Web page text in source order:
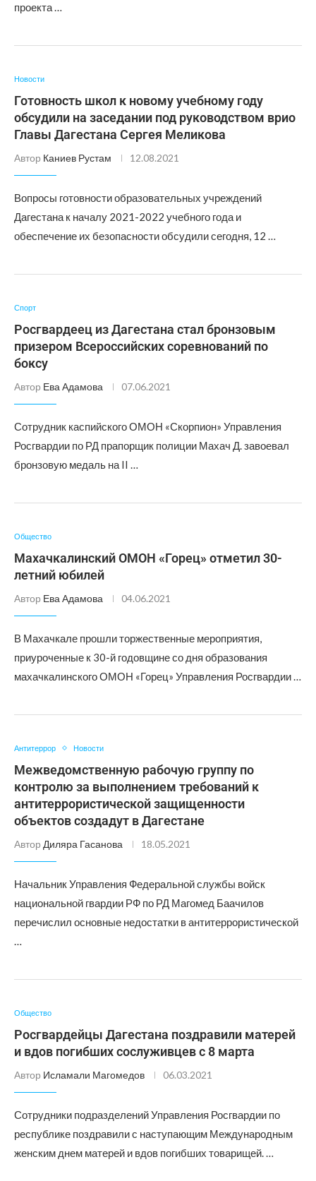
проекта …
Новости
Готовность школ к новому учебному году
обсудили на заседании под руководством врио
Главы Дагестана Сергея Меликова
Автор Каниев Рустам 12.08.2021
Вопросы готовности образовательных учреждений
Дагестана к началу 2021-2022 учебного года и
обеспечение их безопасности обсудили сегодня, 12 …
Спорт
Росгвардеец из Дагестана стал бронзовым
призером Всероссийских соревнований по
боксу
Автор Ева Адамова 07.06.2021
Сотрудник каспийского ОМОН «Скорпион» Управления
Росгвардии по РД прапорщик полиции Махач Д. завоевал
бронзовую медаль на II …
Общество
Махачкалинский ОМОН «Горец» отметил 30-
летний юбилей
Автор Ева Адамова 04.06.2021
В Махачкале прошли торжественные мероприятия,
приуроченные к 30-й годовщине со дня образования
махачкалинского ОМОН «Горец» Управления Росгвардии …
Антитеррор Новости
Межведомственную рабочую группу по
контролю за выполнением требований к
антитеррористической защищенности
объектов создадут в Дагестане
Автор Диляра Гасанова 18.05.2021
Начальник Управления Федеральной службы войск
национальной гвардии РФ по РД Магомед Баачилов
перечислил основные недостатки в антитеррористической
…
Общество
Росгвардейцы Дагестана поздравили матерей
и вдов погибших сослуживцев с 8 марта
Автор Исламали Магомедов 06.03.2021
Сотрудники подразделений Управления Росгвардии по
республике поздравили с наступающим Международным
женским днем матерей и вдов погибших товарищей. …